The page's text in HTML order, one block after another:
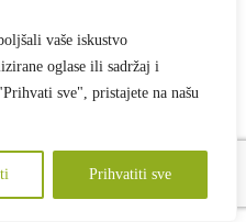
vaše iskustvo
oglase ili sadržaj i
sve", pristajete na našu
Prihvatiti sve